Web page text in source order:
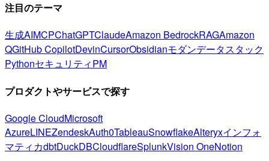
注目のテーマ
生成AIMCPChatGPTClaudeAmazon BedrockRAGAmazon
QGitHub CopilotDevinCursorObsidianモダンデータスタック
PythonセキュリティPM
プロダクトやサービスで探す
Google CloudMicrosoft
AzureLINEZendeskAuth0TableauSnowflakeAlteryxインフォ
マティカdbtDuckDBCloudflareSplunkVision OneNotion